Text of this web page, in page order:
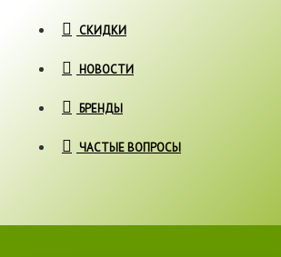
СКИДКИ
НОВОСТИ
БРЕНДЫ
ЧАСТЫЕ ВОПРОСЫ